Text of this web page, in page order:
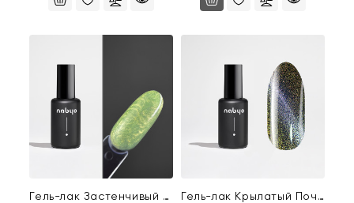
Гель-лак Застенчивый Крокер
Гель-лак Крылатый Почтальон